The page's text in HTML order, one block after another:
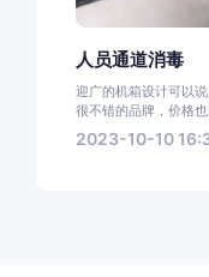
人员通道消毒
迎广的机箱设计可以
很不错的品牌，价格
2023-10-10